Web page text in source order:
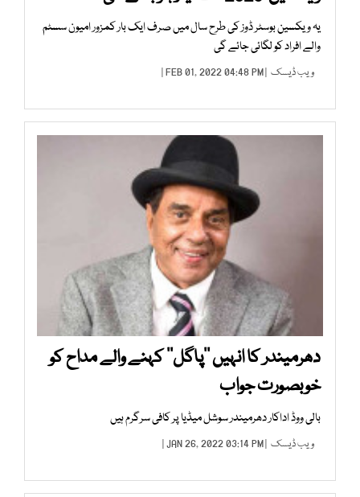
یہ ویکسین بوسٹر ڈوز کی طرح سال میں صرف ایک بار کمزور امیون سسٹم
والے افراد کو لگائی جائے گی
ویب ڈیسک | FEB 01, 2022 04:48 PM |
دھرمیندر کا انہیں ’’پاگل‘‘ کہنے والے مداح کو
خوبصورت جواب
بالی ووڈ اداکار دھرمیندر سوشل میڈیا پر کافی سرگرم ہیں
ویب ڈیسک | JAN 26, 2022 03:14 PM |